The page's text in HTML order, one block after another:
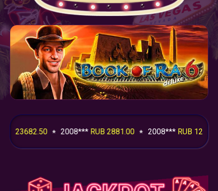
23682.50 2008***RUB 2881.00 2008***RUB 1211.75